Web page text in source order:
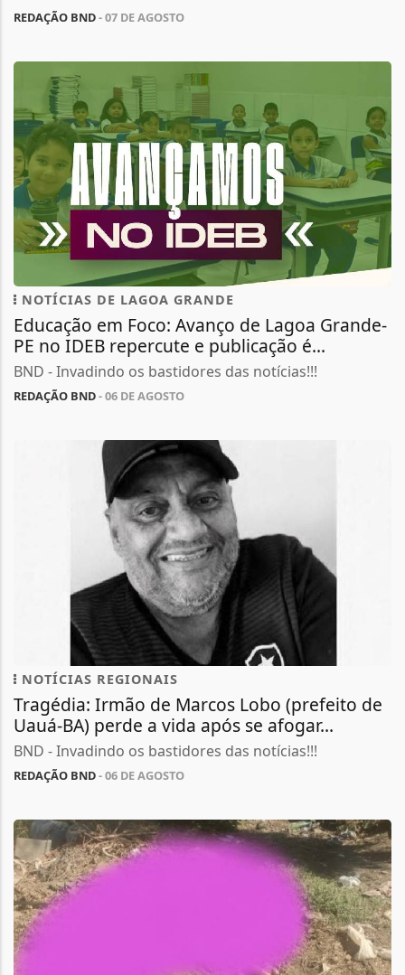
REDAÇÃO BND- 07 DE AGOSTO
NOTÍCIAS DE LAGOA GRANDE
Educação em Foco: Avanço de Lagoa Grande-
PE no IDEB repercute e publicação é...
BND - Invadindo os bastidores das notícias!!!
REDAÇÃO BND- 06 DE AGOSTO
NOTÍCIAS REGIONAIS
Tragédia: Irmão de Marcos Lobo (prefeito de
Uauá-BA) perde a vida após se afogar...
BND - Invadindo os bastidores das notícias!!!
REDAÇÃO BND- 06 DE AGOSTO